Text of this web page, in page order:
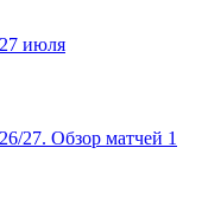
июля
27. Обзор матчей 1